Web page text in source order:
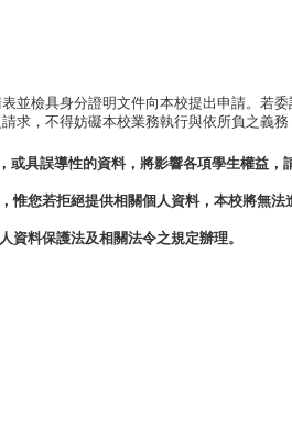
並檢具身分證明文件向本校提出申請。若
求，不得妨礙本校業務執行與依所負之義
具誤導性的資料，將影響各項學生權益
惟您若拒絕提供相關個人資料，本校將無
資料保護法及相關法令之規定辦理。